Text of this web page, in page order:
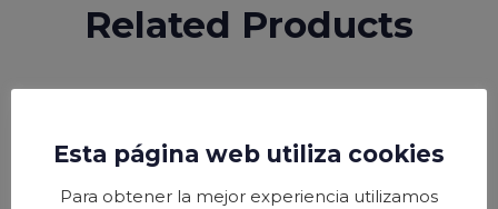
Related Products
Esta página web utiliza cookies
Para obtener la mejor experiencia utilizamos